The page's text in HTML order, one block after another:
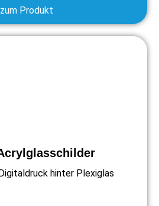
zum Produkt
hinter Plexiglas